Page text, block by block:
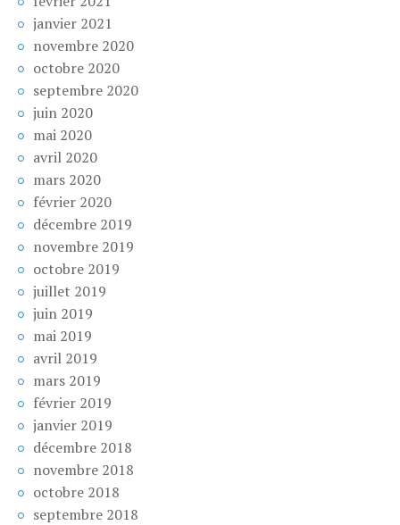
janvier 2021
novembre 2020
octobre 2020
septembre 2020
juin 2020
mai 2020
avril 2020
mars 2020
février 2020
décembre 2019
novembre 2019
octobre 2019
juillet 2019
juin 2019
mai 2019
avril 2019
mars 2019
février 2019
janvier 2019
décembre 2018
novembre 2018
octobre 2018
septembre 2018